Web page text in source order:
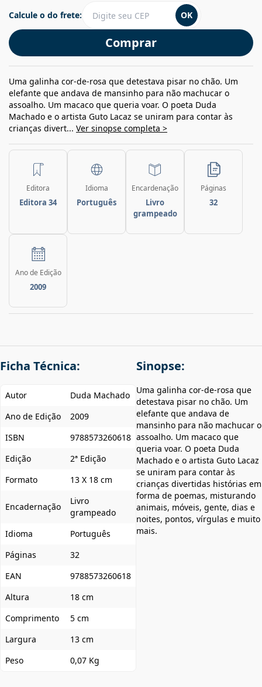
Comprar
Calcule o do frete: OK
Uma galinha cor-de-rosa que detestava pisar no chão. Um
elefante que andava de mansinho para não machucar o
assoalho. Um macaco que queria voar. O poeta Duda
Machado e o artista Guto Lacaz se uniram para contar às
crianças divert... Ver sinopse completa >
Editora
Editora 34
Idioma
Português
Encardenação
Livro
grampeado
Páginas
32
Ano de Edição
2009
Ficha Técnica:
Autor
Duda Machado
Ano de Edição
2009
ISBN
9788573260618
Edição
2ª Edição
Formato
13 X 18 cm
Encadernação
Livro
grampeado
Idioma
Português
Páginas
32
EAN
9788573260618
Altura
18 cm
Comprimento
5 cm
Largura
13 cm
Peso
0,07 Kg
Sinopse:
Uma galinha cor-de-rosa que
detestava pisar no chão. Um
elefante que andava de
mansinho para não machucar o
assoalho. Um macaco que
queria voar. O poeta Duda
Machado e o artista Guto Lacaz
se uniram para contar às
crianças divertidas histórias em
forma de poemas, misturando
animais, móveis, gente, dias e
noites, pontos, vírgulas e muito
mais.